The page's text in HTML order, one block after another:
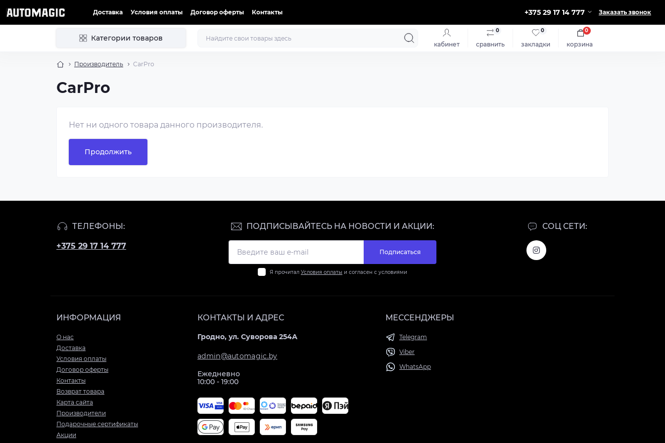
Доставка Условия оплаты Договор оферты Контакты +375 29 17 14 777 Заказать звонок
Категории товаров
кабинет сравнить
0
закладки
0
корзина
0
Производитель CarPro
CarPro
Нет ни одного товара данного производителя.
Продолжить
ТЕЛЕФОНЫ:
+375 29 17 14 777
СОЦ СЕТИ:
ПОДПИСЫВАЙТЕСЬ НА НОВОСТИ И АКЦИИ:
Подписаться
Я прочитал Условия оплаты и согласен с условиями
ИНФОРМАЦИЯ
О нас
Доставка
Условия оплаты
Договор оферты
Контакты
Возврат товара
Карта сайта
Производители
Подарочные сертификаты
Акции
КОНТАКТЫ И АДРЕС
Гродно, ул. Суворова 254А
admin@automagic.by
Ежедневно
10:00 - 19:00
МЕССЕНДЖЕРЫ
Telegram
Viber
WhatsApp